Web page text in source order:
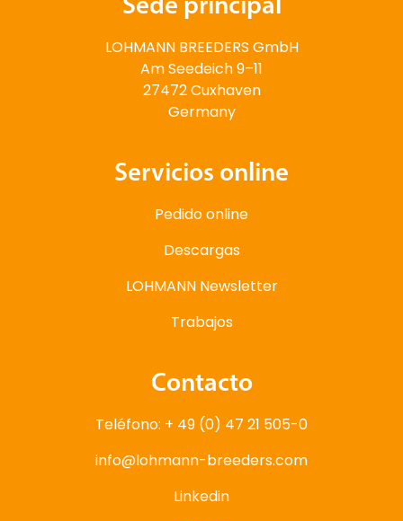
Sede principal
LOHMANN BREEDERS GmbH
Am Seedeich 9–11
27472 Cuxhaven
Germany
Servicios online
Pedido online
Descargas
LOHMANN Newsletter
Trabajos
Contacto
Teléfono: + 49 (0) 47 21 505-0
info@lohmann-breeders.com
Linkedin